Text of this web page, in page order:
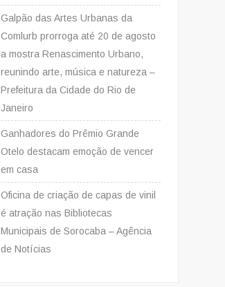
Galpão das Artes Urbanas da
Comlurb prorroga até 20 de agosto
a mostra Renascimento Urbano,
reunindo arte, música e natureza –
Prefeitura da Cidade do Rio de
Janeiro
Ganhadores do Prêmio Grande
Otelo destacam emoção de vencer
em casa
Oficina de criação de capas de vinil
é atração nas Bibliotecas
Municipais de Sorocaba – Agência
de Notícias